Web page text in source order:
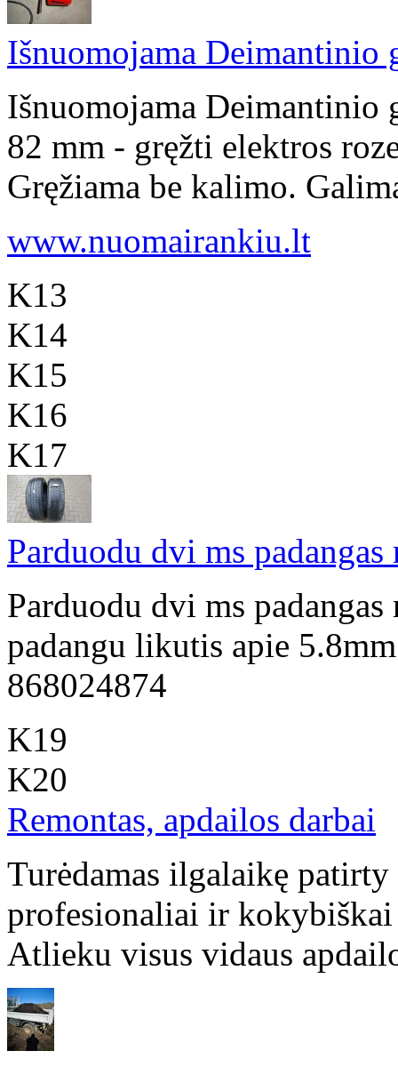
Išnuomojama Deimantinio
Išnuomojama Deimantinio
82 mm - gręžti elektros
Gręžiama be kalimo.
www.nuomairankiu.lt
K13
K14
K15
K16
K17
Parduodu dvi ms
Parduodu dvi ms
padangu likutis apie
868024874
K19
K20
Remontas, apdailos darbai
Turėdamas ilgalaikę
profesionaliai ir
Atlieku visus vidaus